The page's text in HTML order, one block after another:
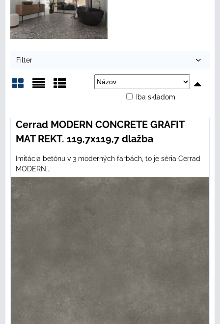
Filter
Iba skladom
Cerrad MODERN CONCRETE GRAFIT
MAT REKT. 119,7x119,7 dlažba
Imitácia betónu v 3 moderných farbách, to je séria Cerrad
MODERN...